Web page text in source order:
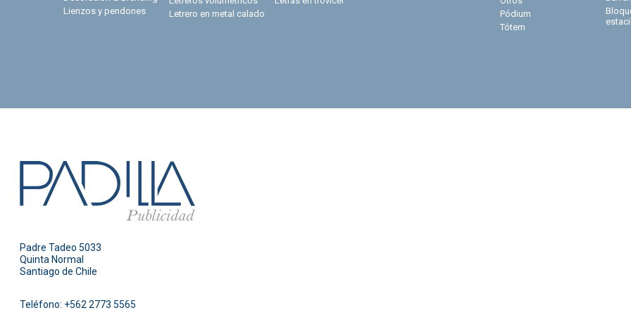
Lienzos y pendones
Letrero en metal calado
Pódium
Tótem
Padre Tadeo 5033
Quinta Normal
Santiago de Chile
Teléfono: +562 2773 5565